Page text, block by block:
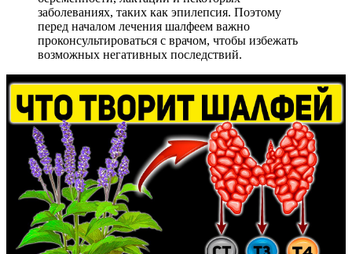
заболеваниях, таких как эпилепсия. Поэтому
перед началом лечения шалфеем важно
проконсультироваться с врачом, чтобы избежать
возможных негативных последствий.